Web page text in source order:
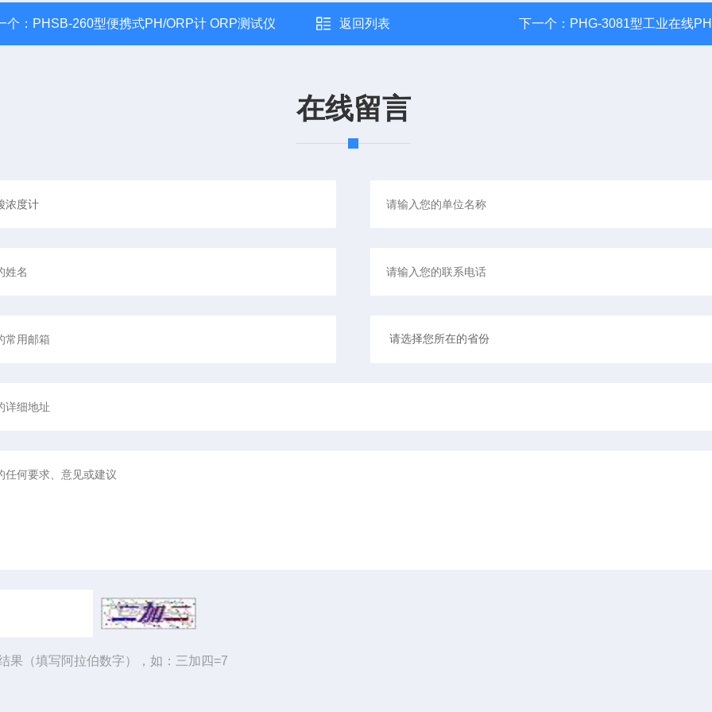
个： PHSB-260型便携式PH/ORP计 ORP测试仪 返回列表 下一个： PHG-3081型工业在线
在线留言
果（填写阿拉伯数字），如：三加四=7